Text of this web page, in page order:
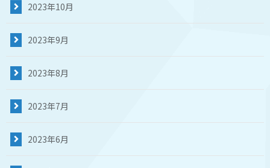
2023年10月
2023年9月
2023年8月
2023年7月
2023年6月